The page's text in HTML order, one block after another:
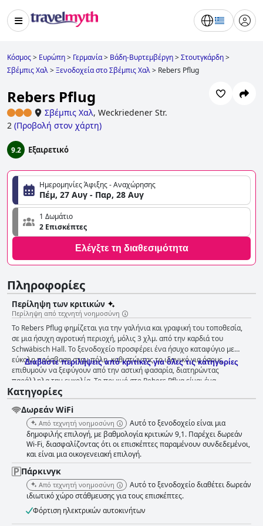
Κόσμος> Ευρώπη> Γερμανία> Βάδη-Βυρτεμβέργη>Στουτγκάρδη>
Σβέμπις Χαλ>Ξενοδοχεία στο Σβέμπις Χαλ> Rebers Pflug
Rebers Pflug
Σβέμπις Χαλ, Weckriedener Str.
2 (Προβολή στον χάρτη)
9.2 Εξαιρετικό
Ημερομηνίες Άφιξης - Αναχώρησης
Πέμ, 27 Αυγ - Παρ, 28 Αυγ
1 Δωμάτιο
2 Επισκέπτες
Ελέγξτε τη διαθεσιμότητα
Πληροφορίες
Περίληψη των κριτικών
Περίληψη από τεχνητή νοημοσύνη
Το Rebers Pflug φημίζεται για την γαλήνια και γραφική του τοποθεσία,
σε μια ήσυχη αγροτική περιοχή, μόλις 3 χλμ. από την καρδιά του
Schwäbisch Hall. Το ξενοδοχείο προσφέρει ένα ήσυχο καταφύγιο με
εύκολη πρόσβαση στην πόλη, καθιστώντας το ιδανικό για όσους
επιθυμούν να ξεφύγουν από την αστική φασαρία, διατηρώντας
παράλληλα την ευκολία. Το πρωινό στο Rebers Pflug είναι ένα
χαρακτηριστικό που ξεχωρίζει και το οποίο περιγράφεται
επανειλημμένα ως εξαιρετικό, πολύ καλό και καταπληκτικό. Οι
επισκέπτες επικροτούν την ποικιλία, τη φρεσκάδα και την περιφερειακή
εστίαση των προσφορών με αξιοσημείωτη έμφαση στην ποιότητα. Το
σέρβις επαινείται σταθερά για την προσοχή, τη φιλικότητα και την
αφοσίωσή του, ενισχύοντας περαιτέρω την εμπειρία του γεύματος.
Παρά τις μικρές παρατηρήσεις σχετικά με την επιλογή των λουκάνικων
και των τυριών, το πρωινό εξακολουθεί να εκτιμάται ιδιαίτερα για τη
γενναιόδωρη και βιώσιμη προσέγγισή του. Η εμπειρία του δείπνου είναι
εξίσου εξαιρετική, υποστηριζόμενη από το βραβευμένο με αστέρι
Michelin εστιατόριο του ξενοδοχείου. Οι επισκέπτες εκστασιάζονται για
την πολύ νόστιμη, νόστιμη και κορυφαία κουζίνα, που συνδυάζεται με
μια εξαιρετική επιλογή κρασιών. Η ατμόσφαιρα και η σχολαστική
Διαβάστε περιλήψεις από κριτικές για όλες τις κατηγορίες
Κατηγορίες
Δωρεάν WiFi
Από τεχνητή νοημοσύνη
Αυτό το ξενοδοχείο είναι μια
δημοφιλής επιλογή, με βαθμολογία κριτικών 9,1. Παρέχει δωρεάν
Wi-Fi, διασφαλίζοντας ότι οι επισκέπτες παραμένουν συνδεδεμένοι,
και είναι μια οικογενειακή επιλογή.
Πάρκινγκ
Από τεχνητή νοημοσύνη
Αυτό το ξενοδοχείο διαθέτει δωρεάν
ιδιωτικό χώρο στάθμευσης για τους επισκέπτες.
Φόρτιση ηλεκτρικών αυτοκινήτων